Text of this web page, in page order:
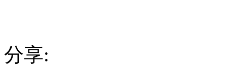
分享: